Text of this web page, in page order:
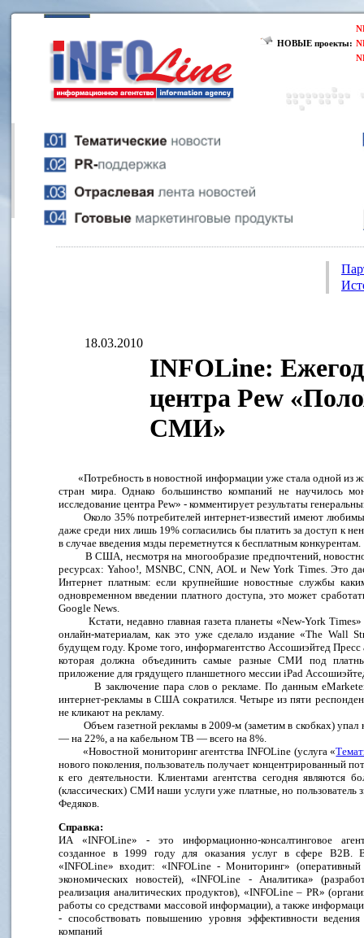
НОВЫЕ проекты:
18.03.2010
INFOLine:
центра Pew
СМИ»
«Потребность в новостной информации уже стала одной из
стран мира. Однако большинство компаний не научилось
исследование центра Pew» - комментирует результаты
Около 35% потребителей интернет-известий имеют
даже среди них лишь 19% согласились бы платить за доступ к
в случае введения мзды переметнутся к бесплатным конкурентам.
В США, несмотря на многообразие предпочтений,
ресурсах: Yahoo!, MSNBC, CNN, AOL и New York Times. Это
Интернет платным: если крупнейшие новостные службы
одновременном введении платного доступа, это может
Google News.
Кстати, недавно главная газета планеты «New-York Times»
онлайн-материалам, как это уже сделало издание «The Wall
будущем году. Кроме того, информагентство Ассошиэйтед
которая должна объединить самые разные СМИ под
приложение для грядущего планшетного мессии iPad
В заключение пара слов о рекламе. По данным
интернет-рекламы в США сократился. Четыре из пяти
не кликают на рекламу.
Объем газетной рекламы в 2009-м (заметим в скобках) упал
— на 22%, а на кабельном ТВ — всего на 8%.
«Новостной мониторинг агентства INFOLine (услуга «
нового поколения, пользователь получает концентрированный
к его деятельности. Клиентами агентства сегодня являются
(классических) СМИ наши услуги уже платные, но пользователь
Федяков.
Справка:
ИА «INFOLine» - это информационно-консалтинговое
созданное в 1999 году для оказания услуг в сфере
«INFOLine» входит: «INFOLine - Мониторинг» (оперативный
экономических новостей), «INFOLine - Аналитика»
реализация аналитических продуктов), «INFOLine – PR»
работы со средствами массовой информации), а также
- способствовать повышению уровня эффективности
компаний